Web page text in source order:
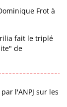
Frot à
fait le triplé
de
l'ANPJ sur les